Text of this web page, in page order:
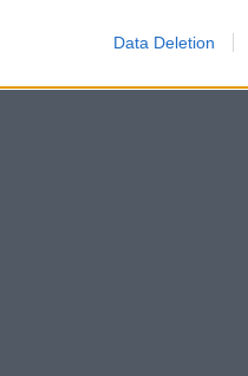
Data Deletion